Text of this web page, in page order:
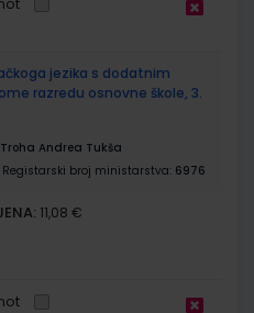
jezika s dodatnim
razredu osnovne škole, 3.
Andrea Tukša
Registarski broj ministarstva: 6976
11,08 €